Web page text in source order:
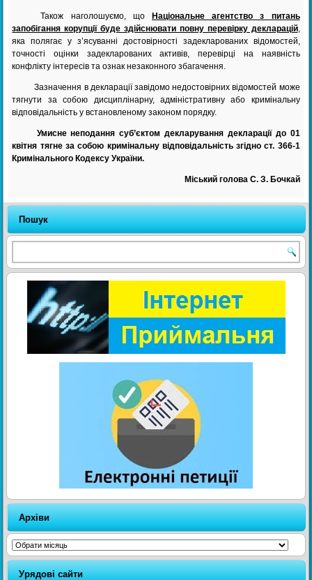
Також наголошуємо, що Національне агентство з питань
запобігання корупції буде здійснювати повну перевірку декларацій,
яка полягає у з’ясуванні достовірності задекларованих відомостей,
точності оцінки задекларованих активів, перевірці на наявність
конфлікту інтересів та ознак незаконного збагачення.
Зазначення в декларації завідомо недостовірних відомостей може
тягнути за собою дисциплінарну, адміністративну або кримінальну
відповідальність у встановленому законом порядку.
Умисне неподання суб’єктом декларування декларації до 01
квітня тягне за собою кримінальну відповідальність згідно ст. 366-1
Кримінального Кодексу України.
Міський голова С. З. Бочкай
Пошук
Архіви
Архіви
Урядові сайти